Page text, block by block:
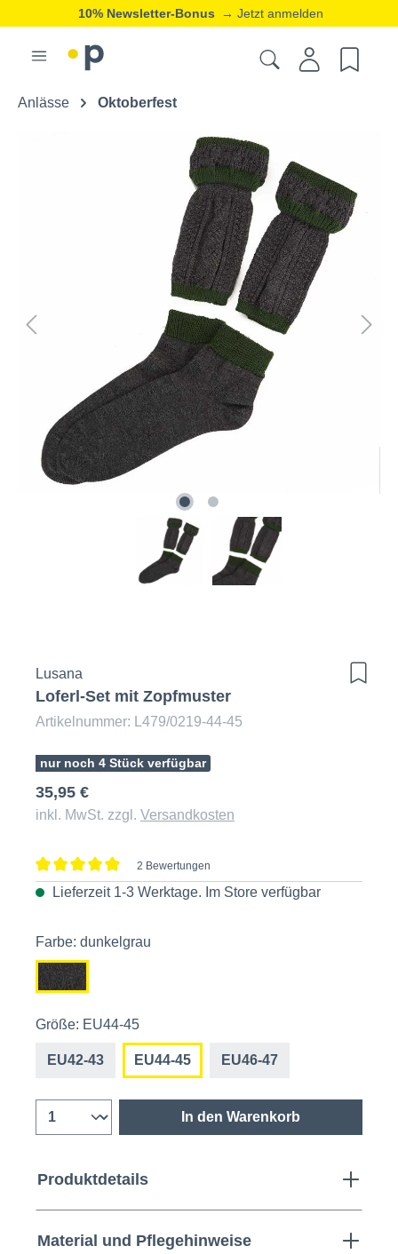
10% Newsletter-Bonus → Jetzt anmelden
Anlässe Oktoberfest
Lusana
Loferl-Set mit Zopfmuster
Artikelnummer: L479/0219-44-45
nur noch 4 Stück verfügbar
35,95 €
inkl. MwSt. zzgl. Versandkosten
Durchschnittliche Bewertung von 5 von 5 Sternen
2 Bewertungen
Lieferzeit 1-3 Werktage. Im Store verfügbar
Farbe: dunkelgrau
Größe: EU44-45
EU42-43 EU44-45 EU46-47
In den Warenkorb
Produktdetails
Material und Pflegehinweise